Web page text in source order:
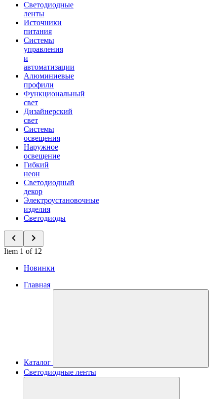
Светодиодные
ленты
Источники
питания
Системы
управления
и
автоматизации
Алюминиевые
профили
Функциональный
свет
Дизайнерский
свет
Системы
освещения
Наружное
освещение
Гибкий
неон
Светодиодный
декор
Электроустановочные
изделия
Светодиоды
Item 1 of 12
Новинки
Главная
Каталог
Светодиодные ленты